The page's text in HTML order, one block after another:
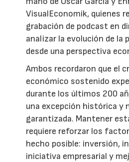
VisualEconomik, quienes
grabación de podcast en
analizar la evolución de la
desde una perspectiva
Ambos recordaron que el
económico sostenido
durante los últimos 200
una excepción histórica y
garantizada. Mantener
requiere reforzar los
hecho posible: inversión,
iniciativa empresarial y